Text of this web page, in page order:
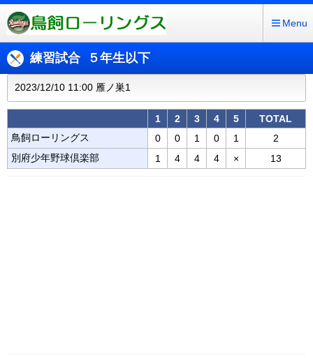
Menu
練習試合 ５年生以下
2023/12/10 11:00 雁ノ巣1
1 2 3 4 5
TOTAL
鳥飼ローリングス
0 0 1 0 1
2
別府少年野球倶楽部
1 4 4 4 × 13